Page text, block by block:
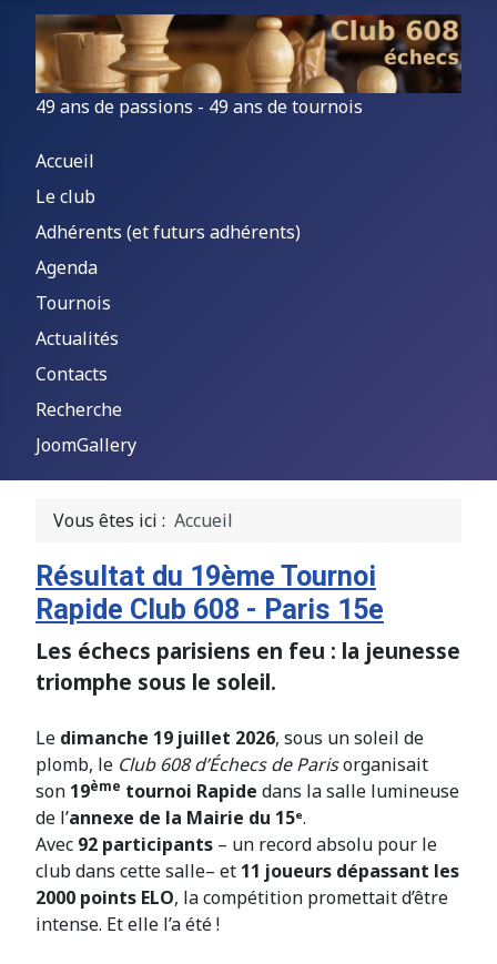
49 ans de passions - 49 ans de tournois
Accueil
Le club
Adhérents (et futurs adhérents)
Agenda
Tournois
Actualités
Contacts
Recherche
JoomGallery
Vous êtes ici : Accueil
Résultat du 19ème Tournoi
Rapide Club 608 - Paris 15e
Les échecs parisiens en feu : la jeunesse
triomphe sous le soleil.
Le dimanche 19 juillet 2026, sous un soleil de
plomb, le Club 608 d’Échecs de Parisorganisait
son 19ème tournoi Rapide dans la salle lumineuse
de l’annexe de la Mairie du 15ᵉ.
Avec 92 participants – un record absolu pour le
club dans cette salle– et 11 joueurs dépassant les
2000 points ELO, la compétition promettait d’être
intense. Et elle l’a été !